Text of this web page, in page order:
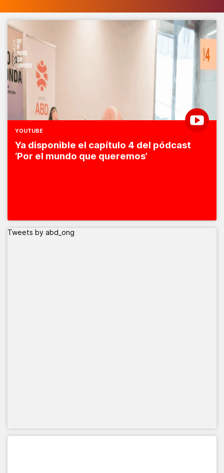
YOUTUBE
Ya disponible el capítulo 4 del pódcast
‘Por el mundo que queremos’
Tweets by abd_ong